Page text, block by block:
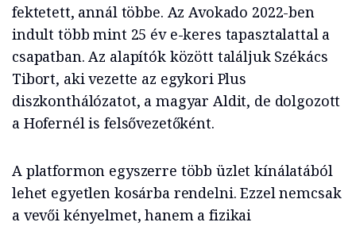
fektetett, annál többe. Az Avokado 2022-ben
indult több mint 25 év e-keres tapasztalattal a
csapatban. Az alapítók között találjuk Székács
Tibort, aki vezette az egykori Plus
diszkonthálózatot, a magyar Aldit, de dolgozott
a Hofernél is felsővezetőként.
A platformon egyszerre több üzlet kínálatából
lehet egyetlen kosárba rendelni. Ezzel nemcsak
a vevői kényelmet, hanem a fizikai